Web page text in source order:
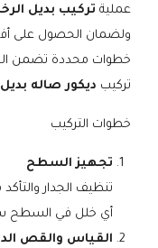
عملية تركيب بديل
ولضمان الحصول على
خطوات محددة تضمن
تركيب ديكور صاله بديل
خطوات التركيب
تجهيز السطح
تنظيف الجدار
أي خلل في السطح
القياس والقص